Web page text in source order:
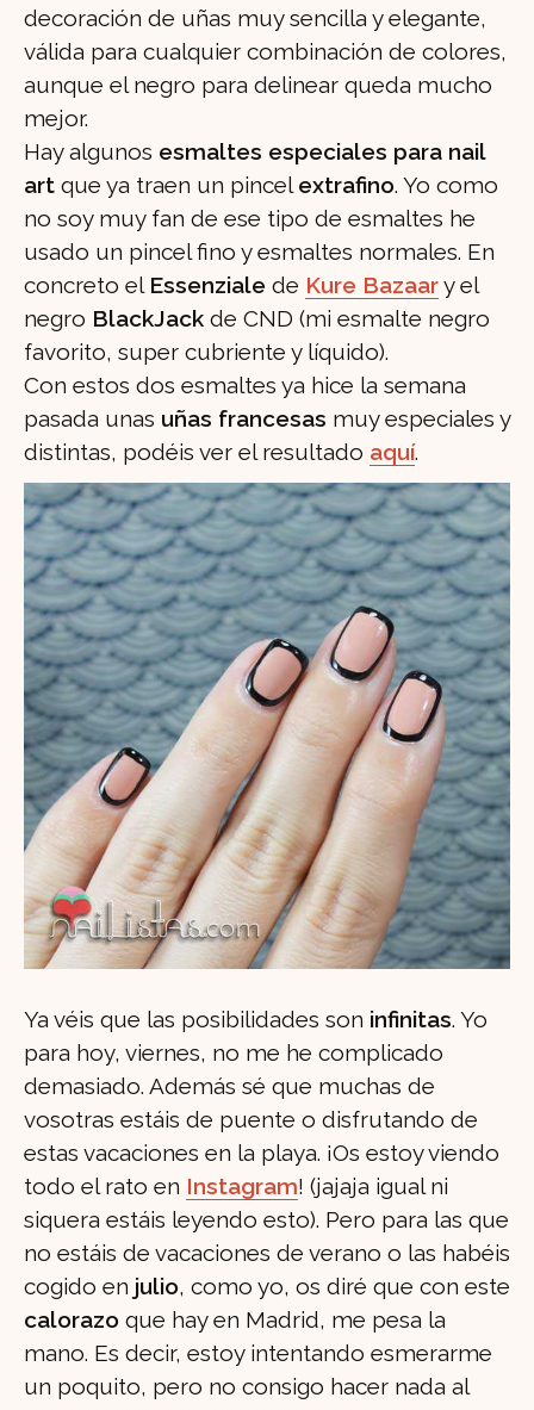
decoración de uñas muy sencilla y elegante,
válida para cualquier combinación de colores,
aunque el negro para delinear queda mucho
mejor.
Hay algunos esmaltes especiales para nail
art que ya traen un pincel extrafino. Yo como
no soy muy fan de ese tipo de esmaltes he
usado un pincel fino y esmaltes normales. En
concreto el Essenziale de Kure Bazaary el
negro BlackJack de CND (mi esmalte negro
favorito, super cubriente y líquido).
Con estos dos esmaltes ya hice la semana
pasada unas uñas francesas muy especiales y
distintas, podéis ver el resultado aquí.
Ya véis que las posibilidades son infinitas. Yo
para hoy, viernes, no me he complicado
demasiado. Además sé que muchas de
vosotras estáis de puente o disfrutando de
estas vacaciones en la playa. ¡Os estoy viendo
todo el rato en Instagram! (jajaja igual ni
siquera estáis leyendo esto). Pero para las que
no estáis de vacaciones de verano o las habéis
cogido en julio, como yo, os diré que con este
calorazo que hay en Madrid, me pesa la
mano. Es decir, estoy intentando esmerarme
un poquito, pero no consigo hacer nada al